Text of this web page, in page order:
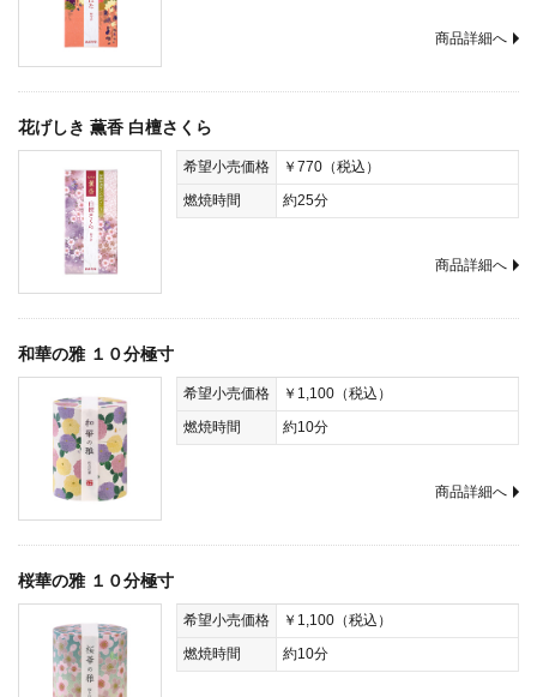
商品詳細へ
花げしき 薫香 白檀さくら
希望小売価格
￥770（税込）
燃焼時間
約25分
商品詳細へ
和華の雅 １０分極寸
希望小売価格
￥1,100（税込）
燃焼時間
約10分
商品詳細へ
桜華の雅 １０分極寸
希望小売価格
￥1,100（税込）
燃焼時間
約10分